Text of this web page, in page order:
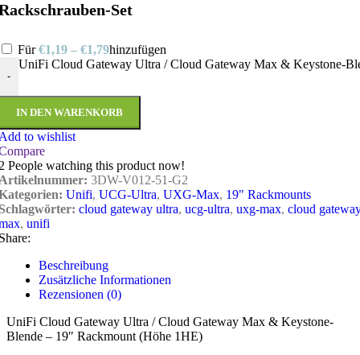
Set
Für€1,19 – €1,79hinzufügen
-
UniFi Cloud Gateway Ultra / Cloud Gateway Max & Keystone-
IN DEN WARENKORB
to wishlist
People watching this product now!
3DW-V012-51-G2
Unifi, UCG-Ultra, UXG-Max, 19" Rackmounts
cloud gateway ultra, ucg-ultra, uxg-max, cloud
, unifi
Beschreibung
Zusätzliche Informationen
Rezensionen (0)
UniFi Cloud Gateway Ultra / Cloud Gateway Max & Keystone-
Blende – 19″ Rackmount (Höhe 1HE)